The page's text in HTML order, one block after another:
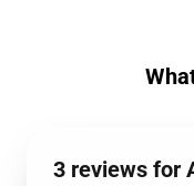
3 reviews for